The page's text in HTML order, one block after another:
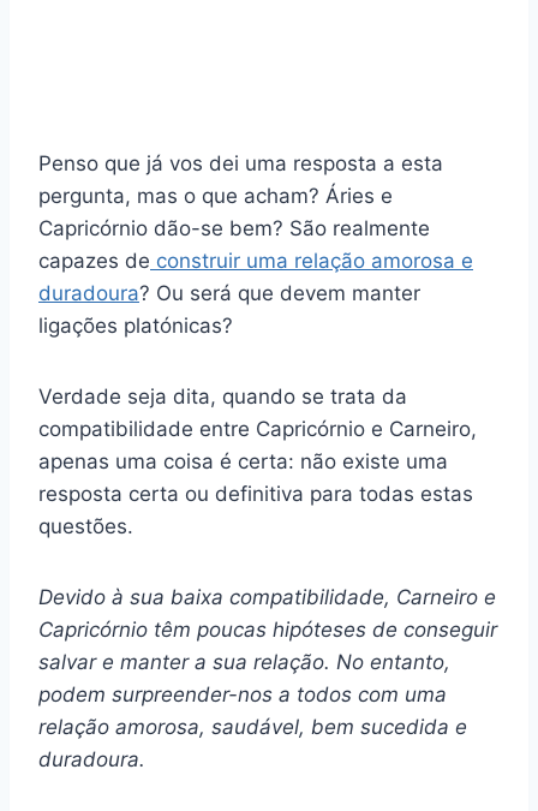
Penso que já vos dei uma resposta a esta
pergunta, mas o que acham? Áries e
Capricórnio dão-se bem? São realmente
capazes de construir uma relação amorosa e
duradoura? Ou será que devem manter
ligações platónicas?
Verdade seja dita, quando se trata da
compatibilidade entre Capricórnio e Carneiro,
apenas uma coisa é certa: não existe uma
resposta certa ou definitiva para todas estas
questões.
Devido à sua baixa compatibilidade, Carneiro e
Capricórnio têm poucas hipóteses de conseguir
salvar e manter a sua relação. No entanto,
podem surpreender-nos a todos com uma
relação amorosa, saudável, bem sucedida e
duradoura.